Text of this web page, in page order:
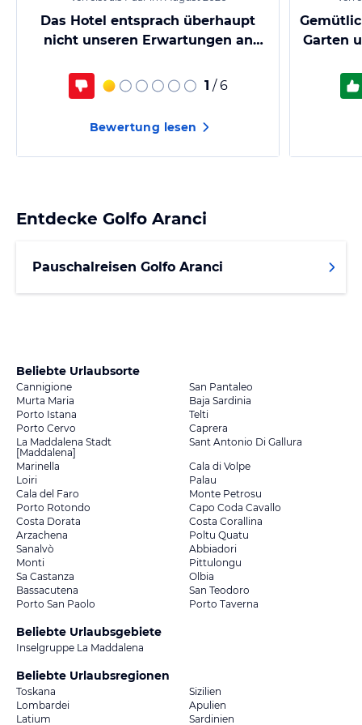
Das Hotel entsprach überhaupt
nicht unseren Erwartungen an
1 / 6
Bewertung lesen
Garten
Entdecke Golfo Aranci
Pauschalreisen Golfo Aranci
Beliebte Urlaubsorte
Cannigione
San Pantaleo
Murta Maria
Baja Sardinia
Porto Istana
Telti
Porto Cervo
Caprera
La Maddalena Stadt
[Maddalena]
Sant Antonio Di Gallura
Marinella
Cala di Volpe
Loiri
Palau
Cala del Faro
Monte Petrosu
Porto Rotondo
Capo Coda Cavallo
Costa Dorata
Costa Corallina
Arzachena
Poltu Quatu
Sanalvò
Abbiadori
Monti
Pittulongu
Sa Castanza
Olbia
Bassacutena
San Teodoro
Porto San Paolo
Porto Taverna
Beliebte Urlaubsgebiete
Inselgruppe La Maddalena
Beliebte Urlaubsregionen
Toskana
Sizilien
Lombardei
Apulien
Latium
Sardinien